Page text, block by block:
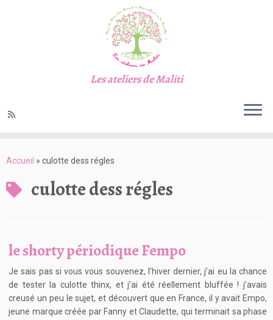
au
Les ateliers de Maliti
Accueil » culotte dess régles
culotte dess régles
le shorty périodique Fempo
Je sais pas si vous vous souvenez, l’hiver dernier, j’ai eu la chance
de tester la culotte thinx, et j’ai été réellement bluffée ! j’avais
creusé un peu le sujet, et découvert que en France, il y avait Empo,
jeune marque créée par Fanny et Claudette, qui terminait sa phase